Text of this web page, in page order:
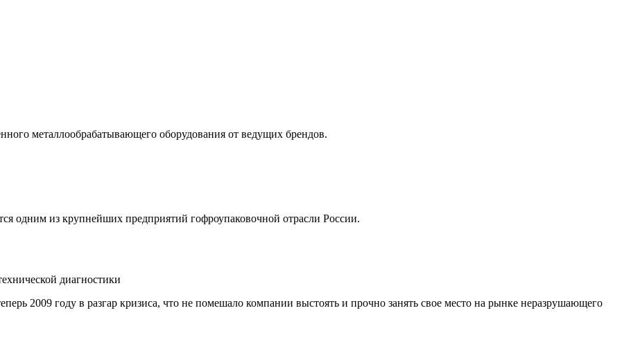
металлообрабатывающего оборудования от ведущих брендов.
одним из крупнейших предприятий гофроупаковочной отрасли России.
диагностики
2009 году в разгар кризиса, что не помешало компании выстоять и прочно занять свое место на рынке неразрушающего